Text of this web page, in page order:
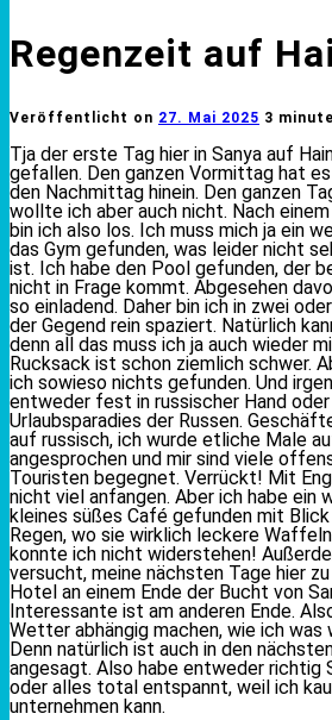
Regenzeit auf
Veröffentlicht on 27. Mai 2025 3
Tja der erste Tag hier in Sanya auf
gefallen. Den ganzen Vormittag hat
den Nachmittag hinein. Den ganzen
wollte ich aber auch nicht. Nach
bin ich also los. Ich muss mich ja ein
das Gym gefunden, was leider nicht
ist. Ich habe den Pool gefunden, der
nicht in Frage kommt. Abgesehen
so einladend. Daher bin ich in zwei
der Gegend rein spaziert. Natürlich
denn all das muss ich ja auch wieder
Rucksack ist schon ziemlich schwer.
ich sowieso nichts gefunden. Und
entweder fest in russischer Hand
Urlaubsparadies der Russen.
auf russisch, ich wurde etliche Male
angesprochen und mir sind viele
Touristen begegnet. Verrückt! Mit
nicht viel anfangen. Aber ich habe ein
kleines süßes Café gefunden mit
Regen, wo sie wirklich leckere
konnte ich nicht widerstehen!
versucht, meine nächsten Tage hier
Hotel an einem Ende der Bucht von
Interessante ist am anderen Ende.
Wetter abhängig machen, wie ich was
Denn natürlich ist auch in den
angesagt. Also habe entweder richtig
oder alles total entspannt, weil ich
unternehmen kann.